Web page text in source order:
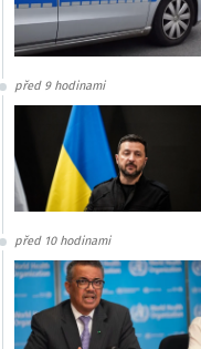
před 9 hodinami
před 10 hodinami